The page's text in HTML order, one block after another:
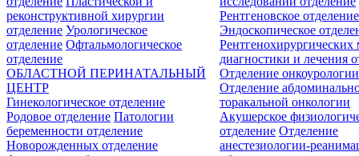
реконструктивной хирургии
отделение Урологическое
отделение Офтальмологическое
отделение
Рентгеновское отделение
Эндоскопическое
Рентгенохирургических
диагностики и лечения
Отделение онкоурологии
Отделение
торакальной онкологии
ОБЛАСТНОЙ ПЕРИНАТАЛЬНЫЙ
ЦЕНТР
Гинекологическое отделение
Родовое отделение Патологии
беременности отделение
Новорожденных отделение
Акушерское
отделение Отделение
анестезиологии-